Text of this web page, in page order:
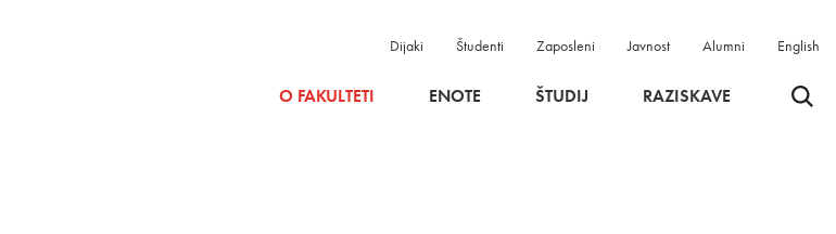
Dijaki Študenti Zaposleni Javnost Alumni English
O FAKULTETI ENOTE ŠTUDIJ RAZISKAVE Odpri